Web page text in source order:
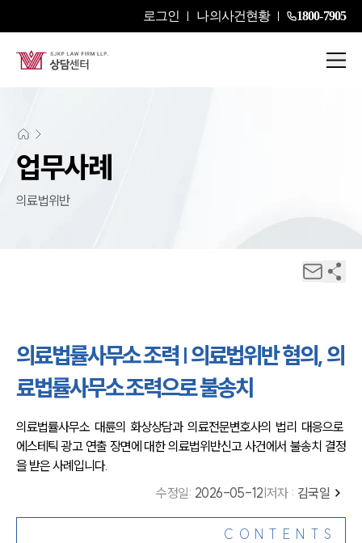
로그인 나의사건현황 1800-7905
업무사례
의료법위반
의료법률사무소 조력 | 의료법위반 혐의, 의
료법률사무소 조력으로 불송치
의료법률사무소 대륜의 화상상담과 의료전문변호사의 법리 대응으로
에스테틱 광고 연출 장면에 대한 의료법위반신고 사건에서 불송치 결정
을 받은 사례입니다.
수정일: 2026-05-12 |저자 : 김국일
CONTENTS